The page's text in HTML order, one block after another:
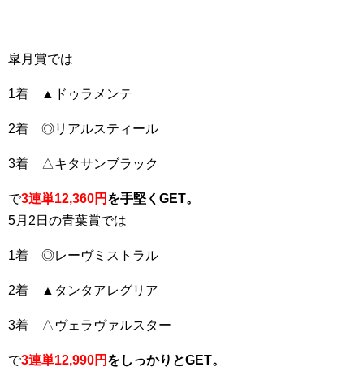
皐月賞では
1着 ▲ドゥラメンテ
2着 ◎リアルスティール
3着 △キタサンブラック
で3連単12,360円 を手堅くGET。
5月2日の青葉賞では
1着 ◎レーヴミストラル
2着 ▲タンタアレグリア
3着 △ヴェラヴァルスター
で3連単12,990円 をしっかりとGET。